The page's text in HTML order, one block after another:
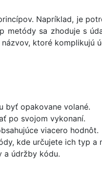
Napríklad, je
metódy sa zhoduje s
ktoré komplikujú
byť opakovane volané.
po svojom vykonaní.
viacero hodnôt.
kde určujete ich typ a
a údržby kódu.